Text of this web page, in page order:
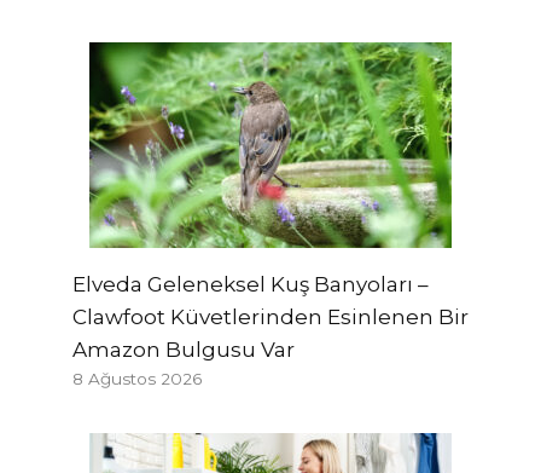
Elveda Geleneksel Kuş Banyoları –
Clawfoot Küvetlerinden Esinlenen Bir
Amazon Bulgusu Var
8 Ağustos 2026